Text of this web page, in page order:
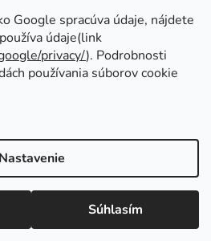
Google spracúva údaje, nájdete
údaje(link
privacy/⁩). Podrobnosti
používania súborov cookie
Nastavenie
Súhlasím
Shoptet
- všetko pre
. Všetky práva vyhradené.
cookies